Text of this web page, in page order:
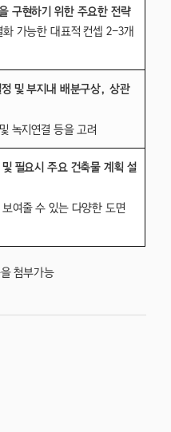
구현하기 위한 주요한 전략
가능한 대표적 컨셉 2-3개
및 부지내 배분구상, 상관
녹지연결 등을 고려
필요시 주요 건축물 계획 설
여줄 수 있는 다양한 도면
첨부가능